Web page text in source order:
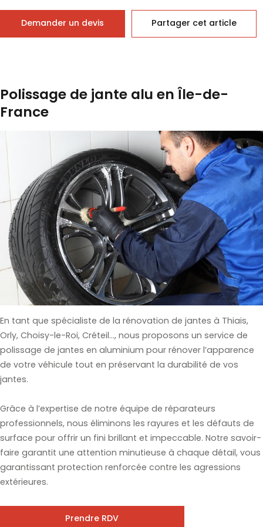
Demander un devis Partager cet article
Polissage de jante alu en Île-de-
France
En tant que spécialiste de la rénovation de jantes à Thiais,
Orly, Choisy-le-Roi, Créteil..., nous proposons un service de
polissage de jantes en aluminium pour rénover l’apparence
de votre véhicule tout en préservant la durabilité de vos
jantes.
Grâce à l’expertise de notre équipe de réparateurs
professionnels, nous éliminons les rayures et les défauts de
surface pour offrir un fini brillant et impeccable. Notre savoir-
faire garantit une attention minutieuse à chaque détail, vous
garantissant protection renforcée contre les agressions
extérieures.
Prendre RDV